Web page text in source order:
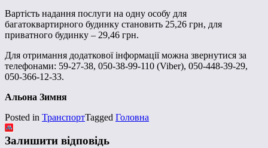
Вартість надання послуги на одну особу для
багатоквартирного будинку становить 25,26 грн, для
приватного будинку – 29,46 грн.
Для отримання додаткової інформації можна звернутися за
телефонами: 59-27-38, 050-38-99-110 (Viber), 050-448-39-29,
050-366-12-33.
Альона Зимня
Posted in ТранспортTagged Головна
Залишити відповідь